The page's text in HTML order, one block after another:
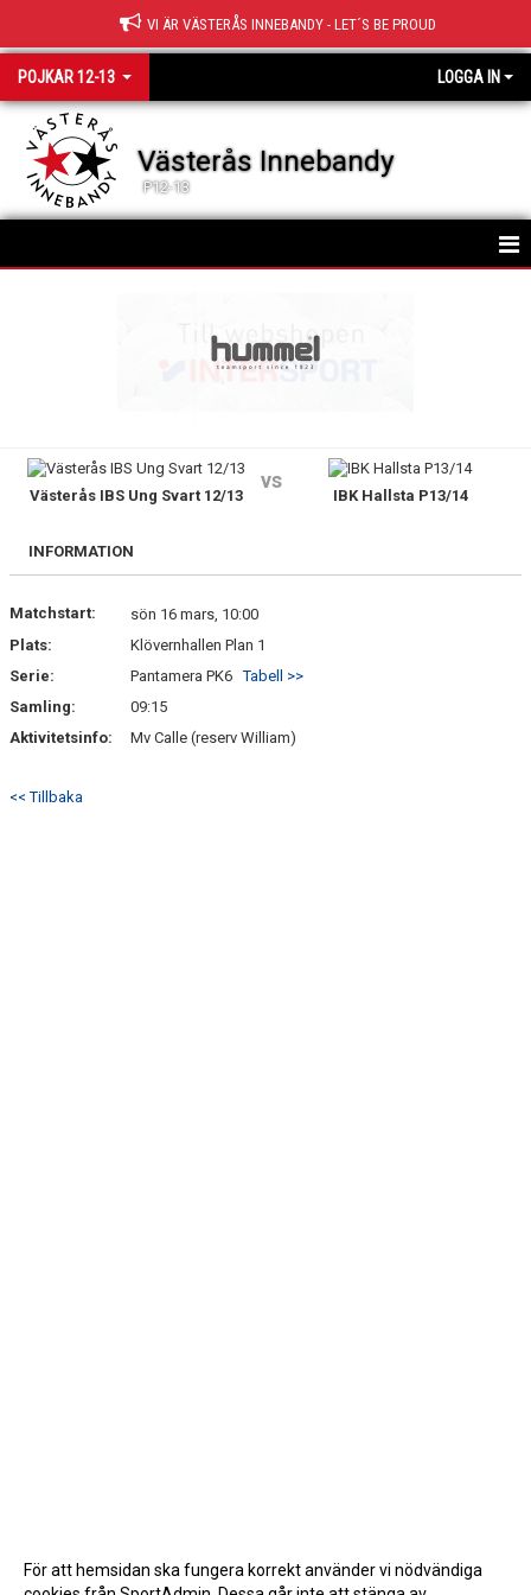
VI ÄR VÄSTERÅS INNEBANDY - LET´S BE PROUD
POJKAR 12-13 LOGGA IN
Västerås Innebandy
P12-13
MATCHER
DOKUMENT
Västerås IBS Ung Svart 12/13
vs
IBK Hallsta P13/14
INFORMATION
Matchstart:
sön 16 mars, 10:00
Plats:
Klövernhallen Plan 1
Serie:
Pantamera PK6Tabell >>
Samling:
09:15
Aktivitetsinfo:
Mv Calle (reserv William)
<< Tillbaka
För att hemsidan ska fungera korrekt använder vi nödvändiga